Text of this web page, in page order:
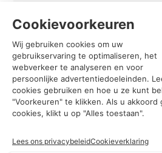
Traptreden beton
Traptreden leer
PaintWood
Trapverlichting
PVC Vloer
Marmerlook trap